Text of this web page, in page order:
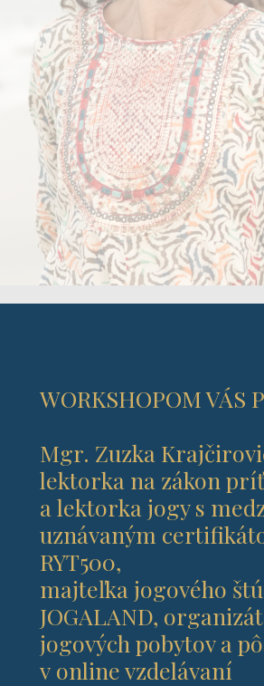
WORKSHOPOM VÁS
Mgr. Zuzka
lektorka na zákon
a lektorka jogy s
uznávaným
RYT500,
majteľka jogového
JOGALAND,
jogových pobytov a
v online vzdelávaní